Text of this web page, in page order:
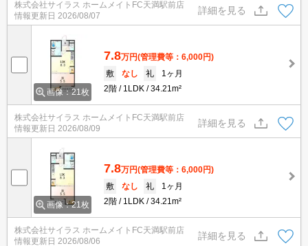
株式会社サイラス ホームメイトFC天満駅前店
情報更新日 2026/08/07
詳細を見る
画像：21枚
7.8万円(管理費等：6,000円)
敷
なし 礼
1ヶ月
2階
1LDK 34.21m²
株式会社サイラス ホームメイトFC天満駅前店
情報更新日 2026/08/09
詳細を見る
画像：21枚
7.8万円(管理費等：6,000円)
敷
なし 礼
1ヶ月
2階
1LDK 34.21m²
株式会社サイラス ホームメイトFC天満駅前店
情報更新日 2026/08/06
詳細を見る